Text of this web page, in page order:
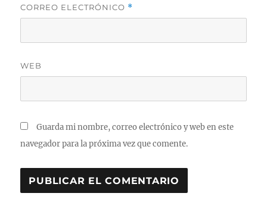
CORREO ELECTRÓNICO *
WEB
Guarda mi nombre, correo electrónico y web en este
navegador para la próxima vez que comente.